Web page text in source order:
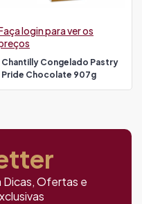
Chantilly Congelado Pastry
Pride Chocolate 907g
login para ver os
Ofertas e